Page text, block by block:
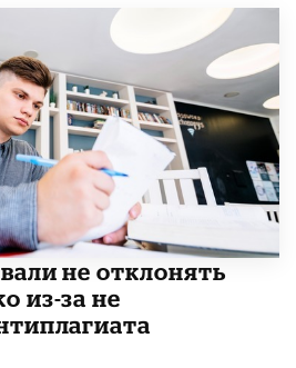
не отклонять
из-за не